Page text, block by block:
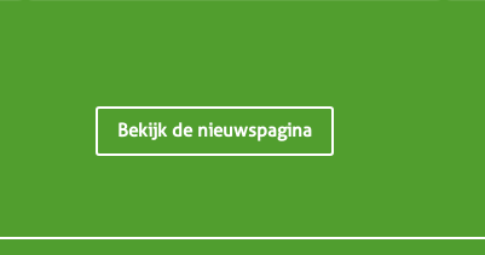
Bekijk de nieuwspagina